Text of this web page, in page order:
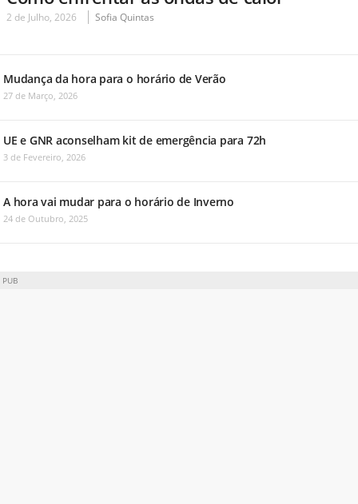
2 de Julho, 2026 Sofia Quintas
Mudança da hora para o horário de Verão
27 de Março, 2026
UE e GNR aconselham kit de emergência para 72h
3 de Fevereiro, 2026
A hora vai mudar para o horário de Inverno
24 de Outubro, 2025
PUB